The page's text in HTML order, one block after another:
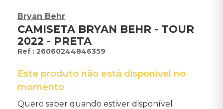
Bryan Behr
CAMISETA BRYAN BEHR - TOUR
2022 - PRETA
: 26060244846359
Este produto não está disponível no
momento
Quero saber quando estiver disponível